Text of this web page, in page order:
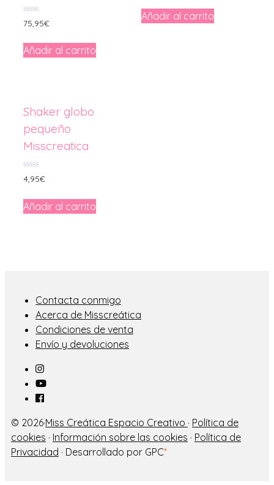
0
de
75,95€
Añadir al carrito
Añadir al carrito
Shaker globo
pequeño
Misscreatica
0
de
4,95€
Añadir al carrito
Contacta conmigo
Acerca de Misscreática
Condiciones de venta
Envío y devoluciones
© 2026·Miss Creática Espacio Creativo · Política de
cookies · Información sobre las cookies · Política de
Privacidad · Desarrollado por GPC*